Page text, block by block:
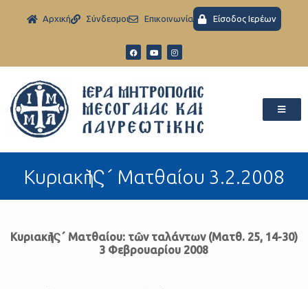
Aρχική Σύνδεσμοι Eπικοινωνία Είσοδος Ιερέων
Κυριακὴ ΙϚ´ Ματθαίου 3.2.2008
Κυριακὴ ΙϚ´ Ματθαίου: τῶν ταλάντων (Ματθ. 25, 14-30)
3 Φεβρουαρίου 2008